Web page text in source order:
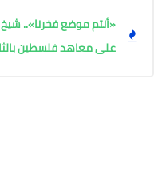
«أنتم موضع فخرنا»..
على معاهد فلسطين